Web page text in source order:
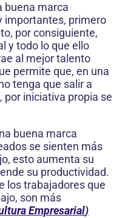
buena marca
importantes, primero
por consiguiente,
y todo lo que ello
al mejor talento
permite que, en una
tenga que salir a
por iniciativa propia se
buena marca
se sienten más
esto aumenta su
su productividad.
los trabajadores que
son más
Empresarial)